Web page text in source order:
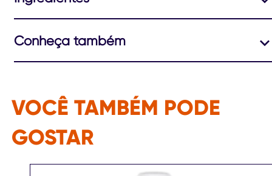
Conheça também
VOCÊ TAMBÉM PODE
GOSTAR